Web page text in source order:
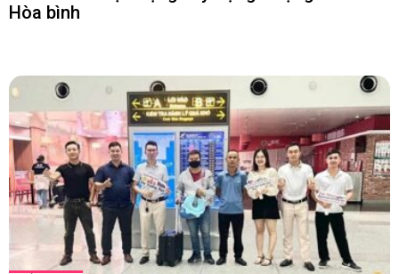
Hòa bình